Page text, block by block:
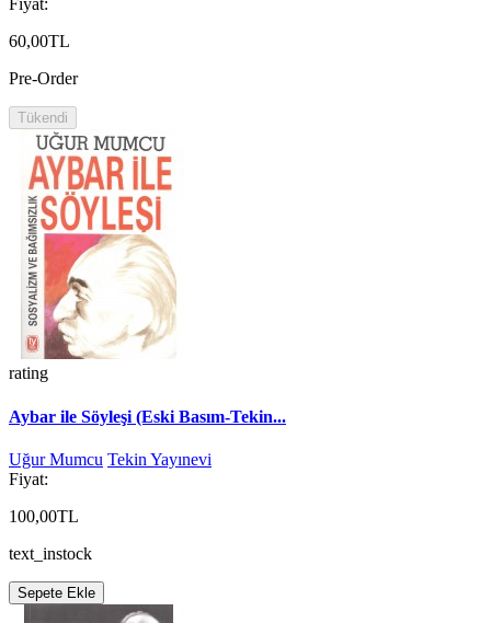
Fiyat:
60,00TL
Pre-Order
Tükendi
rating
Aybar ile Söyleşi (Eski Basım-Tekin...
Uğur Mumcu Tekin Yayınevi
Fiyat:
100,00TL
text_instock
Sepete Ekle